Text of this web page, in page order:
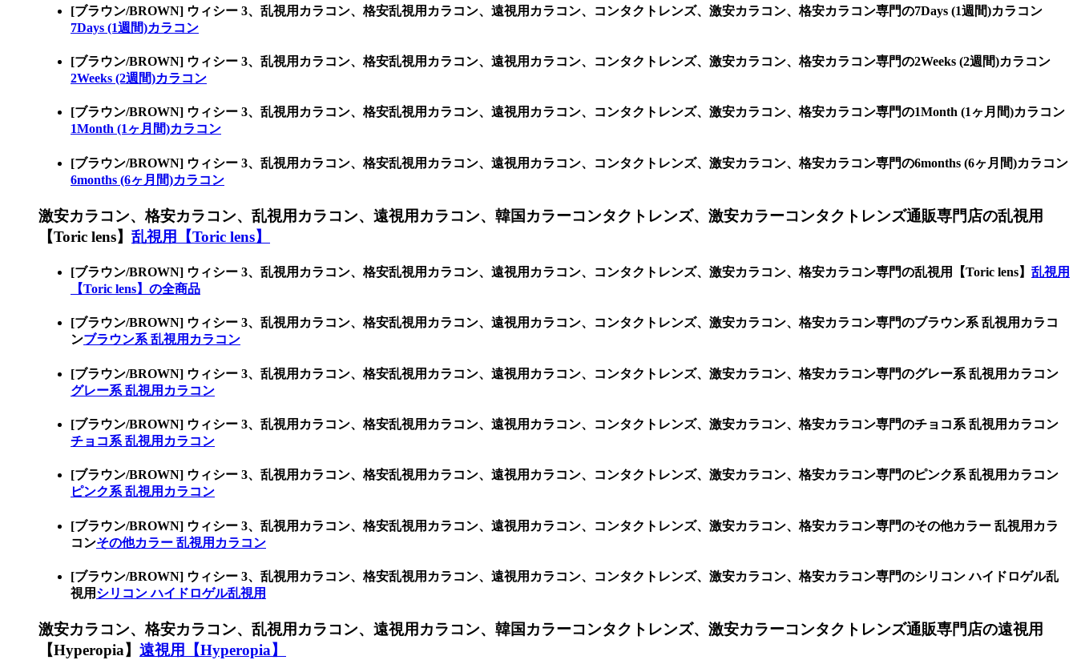
[ブラウン/BROWN] ウィシー 3、乱視用カラコン、格安乱視用カラコン、遠視用カラコン、コンタクトレンズ、激安カラコン、格安カラコン専門の7Days (1週間)カラコン
7Days (1週間)カラコン
[ブラウン/BROWN] ウィシー 3、乱視用カラコン、格安乱視用カラコン、遠視用カラコン、コンタクトレンズ、激安カラコン、格安カラコン専門の2Weeks (2週間)カラコン
2Weeks (2週間)カラコン
[ブラウン/BROWN] ウィシー 3、乱視用カラコン、格安乱視用カラコン、遠視用カラコン、コンタクトレンズ、激安カラコン、格安カラコン専門の1Month (1ヶ月間)カラコン
1Month (1ヶ月間)カラコン
[ブラウン/BROWN] ウィシー 3、乱視用カラコン、格安乱視用カラコン、遠視用カラコン、コンタクトレンズ、激安カラコン、格安カラコン専門の6months (6ヶ月間)カラコン
6months (6ヶ月間)カラコン
激安カラコン、格安カラコン、乱視用カラコン、遠視用カラコン、韓国カラーコンタクトレンズ、激安カラーコンタクトレンズ通販専門店の乱視用
【Toric lens】 乱視用【Toric lens】
[ブラウン/BROWN] ウィシー 3、乱視用カラコン、格安乱視用カラコン、遠視用カラコン、コンタクトレンズ、激安カラコン、格安カラコン専門の乱視用【Toric lens】 乱視用
【Toric lens】の全商品
[ブラウン/BROWN] ウィシー 3、乱視用カラコン、格安乱視用カラコン、遠視用カラコン、コンタクトレンズ、激安カラコン、格安カラコン専門のブラウン系 乱視用カラコ
ンブラウン系 乱視用カラコン
[ブラウン/BROWN] ウィシー 3、乱視用カラコン、格安乱視用カラコン、遠視用カラコン、コンタクトレンズ、激安カラコン、格安カラコン専門のグレー系 乱視用カラコン
グレー系 乱視用カラコン
[ブラウン/BROWN] ウィシー 3、乱視用カラコン、格安乱視用カラコン、遠視用カラコン、コンタクトレンズ、激安カラコン、格安カラコン専門のチョコ系 乱視用カラコン
チョコ系 乱視用カラコン
[ブラウン/BROWN] ウィシー 3、乱視用カラコン、格安乱視用カラコン、遠視用カラコン、コンタクトレンズ、激安カラコン、格安カラコン専門のピンク系 乱視用カラコン
ピンク系 乱視用カラコン
[ブラウン/BROWN] ウィシー 3、乱視用カラコン、格安乱視用カラコン、遠視用カラコン、コンタクトレンズ、激安カラコン、格安カラコン専門のその他カラー 乱視用カラ
コンその他カラー 乱視用カラコン
[ブラウン/BROWN] ウィシー 3、乱視用カラコン、格安乱視用カラコン、遠視用カラコン、コンタクトレンズ、激安カラコン、格安カラコン専門のシリコン ハイドロゲル乱
視用 シリコン ハイドロゲル乱視用
激安カラコン、格安カラコン、乱視用カラコン、遠視用カラコン、韓国カラーコンタクトレンズ、激安カラーコンタクトレンズ通販専門店の遠視用
【Hyperopia】 遠視用【Hyperopia】